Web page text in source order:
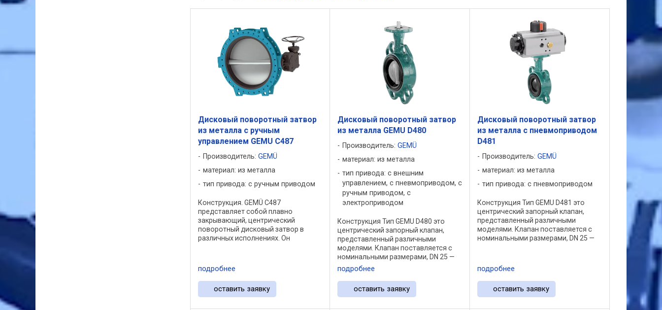
Дисковый поворотный затвор
из металла с ручным
управлением GEMU C487
Производитель: GEMÜ
материал: из металла
тип привода: с ручным приводом
Конструкция. GEMÜ C487
представляет собой плавно
закрывающий, центрический
поворотный дисковый затвор в
различных исполнениях. Он
различными вариантами корпуса
(Wafer, Lug и U-Type) и материалов ...
подробнее
оставить заявку
Дисковый поворотный затвор
из металла GEMU D480
Производитель:GEMÜ
материал: из металла
тип привода: с внешним
управлением, с пневмоприводом, с
ручным приводом, с
электроприводом
Конструкция Тип GEMU D480 это
центрический запорный клапан,
представленный различными
моделями. Клапан поставляется с
номинальными размерами, DN 25 —
1400 с различными вариантами
корпуса и типа и материалами
уплотнений и корпуса. Он
оснащается ...
подробнее
оставить заявку
Дисковый поворотный затвор
из металла с пневмоприводом
D481
Производитель: GEMÜ
материал: из металла
тип привода: с пневмоприводом
Конструкция Тип GEMU D481 это
центрический запорный клапан,
представленный различными
моделями. Клапан поставляется с
номинальными размерами, DN 25 —
уплотнений и корпуса. Он
оснащается ...
подробнее
оставить заявку